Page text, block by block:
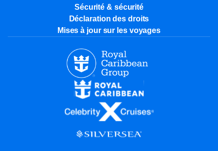
Sécurité & sécurité
Déclaration des droits
Mises à jour sur les voyages